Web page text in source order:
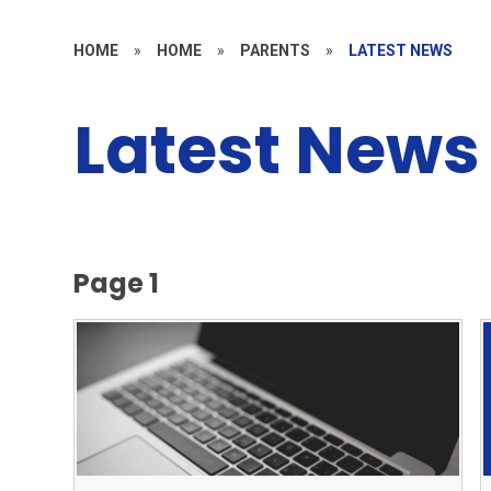
HOME » HOME » PARENTS » LATEST NEWS
Latest News
Page 1